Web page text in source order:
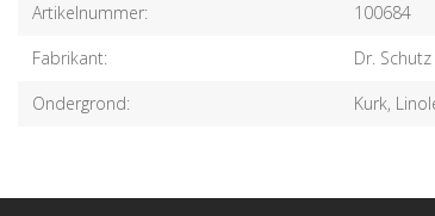
Artikelnummer:
100684
Fabrikant:
Dr. Schutz
Ondergrond:
Kurk,